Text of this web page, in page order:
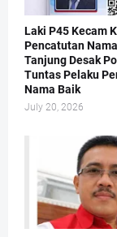
Laki P45 Kecam
Pencatutan
Tanjung Desak
Tuntas Pelaku
Nama Baik
July 20, 2026